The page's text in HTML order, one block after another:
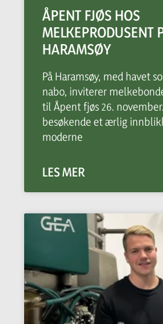
ÅPENT FJØS HOS
MELKEPRODUSENT
HARAMSØY
På Haramsøy, med havet
nabo, inviterer
til Åpent fjøs 26.
besøkende et ærlig
moderne
LES MER